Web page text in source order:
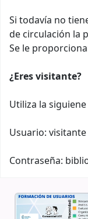
Si todavía no
de circulación la
Se le
¿Eres visitante?
Utiliza la
Usuario: visitante
Contraseña: